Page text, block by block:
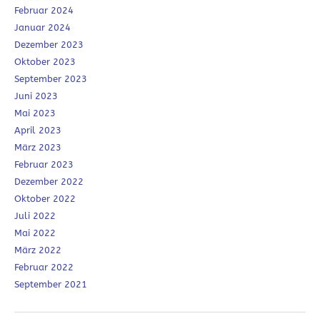
Februar 2024
Januar 2024
Dezember 2023
Oktober 2023
September 2023
Juni 2023
Mai 2023
April 2023
März 2023
Februar 2023
Dezember 2022
Oktober 2022
Juli 2022
Mai 2022
März 2022
Februar 2022
September 2021